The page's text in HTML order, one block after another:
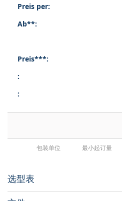
包装单位 最小起订量
选型表